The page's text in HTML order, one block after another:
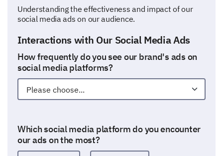
Understanding the effectiveness and impact of our
social media ads on our audience.
Interactions with Our Social Media Ads
How frequently do you see our brand's ads on
social media platforms?
Which social media platform do you encounter
our ads on the most?